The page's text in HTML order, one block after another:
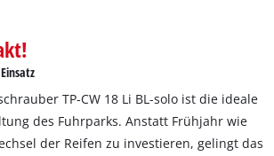
TP-CW 18 Li BL-solo ist die ideale
des Fuhrparks. Anstatt Frühjahr wie
der Reifen zu investieren, gelingt das